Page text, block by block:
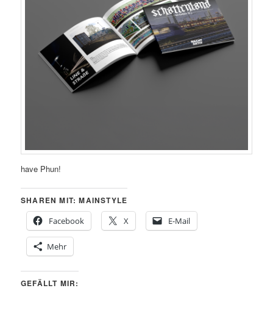
have Phun!
SHAREN MIT: MAINSTYLE
Facebook
X E-Mail
Mehr
GEFÄLLT MIR: